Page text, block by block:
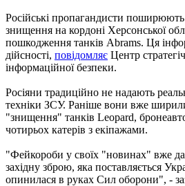
Російські пропагандисти
знищення на кордоні Херсонської
пошкодження танків Abrams. Ця
дійсності, повідомляє Центр
інформаційної безпеки.
Росіяни традиційно не надають
техніки ЗСУ. Раніше вони вже
"знищення" танків Leopard,
чотирьох катерів з екіпажами.
"Фейкороби у своїх "новинах" вже
західну зброю, яка поставляється
опинилася в руках Сил оборони", -